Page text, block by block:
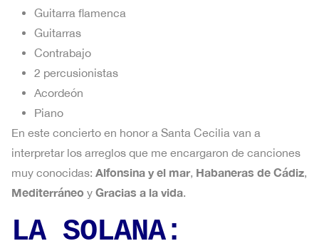
Guitarra flamenca
Guitarras
Contrabajo
2 percusionistas
Acordeón
Piano
En este concierto en honor a Santa Cecilia van a
interpretar los arreglos que me encargaron de canciones
muy conocidas: Alfonsina y el mar, Habaneras de Cádiz,
Mediterráneo y Gracias a la vida.
LA SOLANA: